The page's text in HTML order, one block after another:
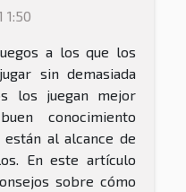
a los que los
sin demasiada
los juegan mejor
conocimiento
al alcance de
En este artículo
sobre cómo